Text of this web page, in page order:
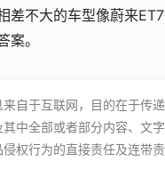
差不大的车型像蔚来
案。
来自于互联网，目的在于传
其中全部或者部分内容、文
侵权行为的直接责任及连带